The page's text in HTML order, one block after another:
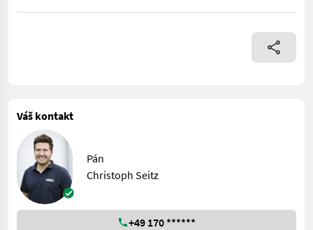
Váš kontakt
Pán
Christoph Seitz
+49 170 ******